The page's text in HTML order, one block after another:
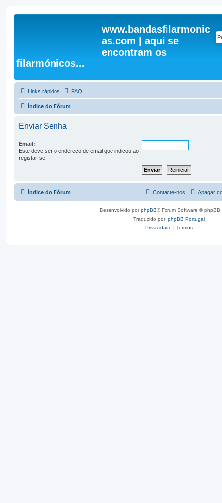
www.bandasfilarmonic
as.com | aqui se
encontram os
filarmónicos...
Links rápidos FAQ
Índice do Fórum
Enviar Senha
Email:
Este deve ser o endereço de email que indicou ao
registar-se.
Índice do Fórum Apagar
Contacte-nos
Desenvolvido porphpBB® Forum Software © phpBB
Traduzido por: phpBB Portugal
Privacidade | Termos